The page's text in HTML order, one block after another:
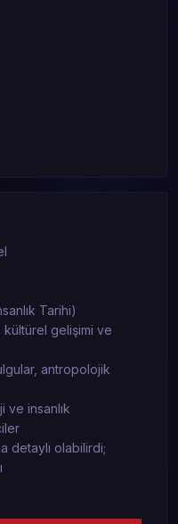
Tarihi)
kültürel gelişimi ve
antropolojik
ve insanlık
detaylı olabilirdi;